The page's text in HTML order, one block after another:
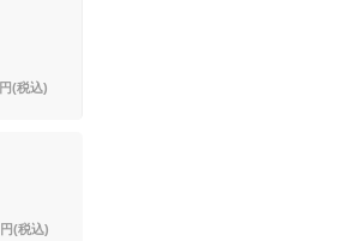
円(税込)
円(税込)